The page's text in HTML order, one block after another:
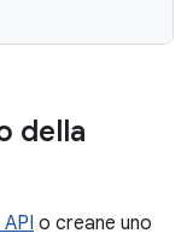
della
o creane uno